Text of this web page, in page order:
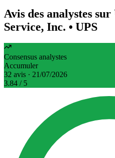
Avis des analystes
Service, Inc. • UPS
Consensus analystes
Accumuler
32 avis · 21/07/2026
3.84 / 5